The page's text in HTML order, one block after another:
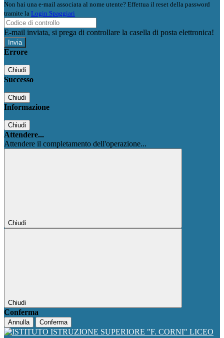
Non hai una e-mail associata al nome utente? Effettua il reset della password
tramite la Login Spaggiari
E-mail inviata, si prega di controllare la casella di posta elettronica!
Errore
Chiudi
Successo
Chiudi
Informazione
Chiudi
Attendere...
Attendere il completamento dell'operazione...
Chiudi
Chiudi
Conferma
Annulla Conferma